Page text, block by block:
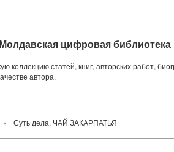
цифровая библиотека
коллекцию статей, книг, авторских работ,
автора.
› Суть дела. ЧАЙ ЗАКАРПАТЬЯ